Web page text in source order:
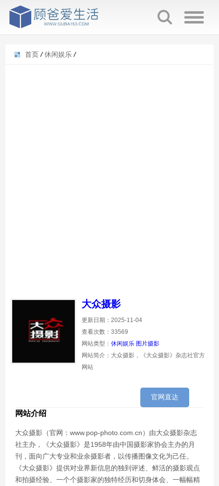
首页 / 休闲娱乐 /
大众摄影
更新日期：2025-11-04
查看次数：33569
网站类型：休闲娱乐 图片摄影
网站简介：大众摄影，《大众摄影》杂志社官方
网站
官网直达
网站介绍
大众摄影（官网：www.pop-photo.com.cn）由大众摄影杂志
社主办，《大众摄影》是1958年由中国摄影家协会主办的月
刊，面向广大专业和业余摄影者，以传播图像文化为己任。
《大众摄影》提供对业界新信息的独到评述、鲜活的摄影观点
和拍摄经验、一个个摄影家的独特经历和切身体会、一幅幅精